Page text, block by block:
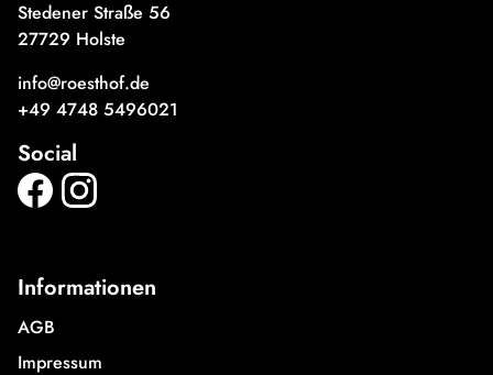
Stedener Straße 56
27729 Holste
info@roesthof.de
+49 4748 5496021
Social
Informationen
AGB
Impressum